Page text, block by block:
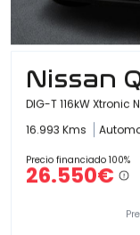
Nissan
DIG-T 116kW Xtronic
16.993 Kms
Precio financiado 100%
26.550€